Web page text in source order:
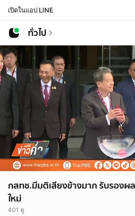
เปิดในแอป LINE
ทั่วไป
กสทช.มีมติเสียงข้างมาก รับรองผ
ใหม่
401 ดู